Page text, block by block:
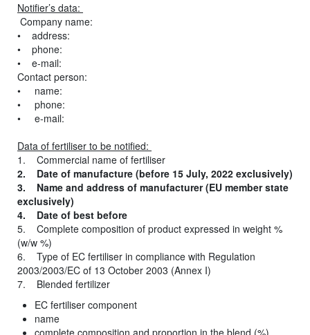
Notifier’s data:
Company name:
• address:
• phone:
• e-mail:
Contact person:
• name:
• phone:
• e-mail:
Data of fertiliser to be notified:
1. Commercial name of fertiliser
2. Date of manufacture (before 15 July, 2022 exclusively)
3. Name and address of manufacturer (EU member state
exclusively)
4. Date of best before
5. Complete composition of product expressed in weight %
(w/w %)
6. Type of EC fertiliser in compliance with Regulation
2003/2003/EC of 13 October 2003 (Annex I)
7. Blended fertilizer
EC fertiliser component
name